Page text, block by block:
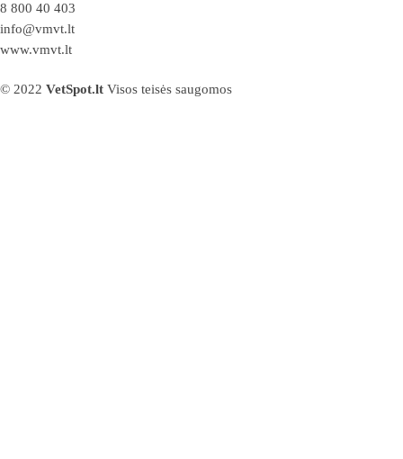
8 800 40 403
info@vmvt.lt
www.vmvt.lt
© 2022 VetSpot.lt Visos teisės saugomos